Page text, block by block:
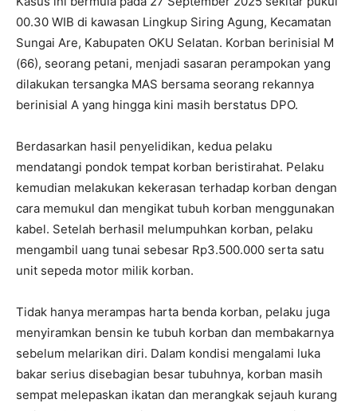
00.30 WIB di kawasan Lingkup Siring Agung, Kecamatan
Sungai Are, Kabupaten OKU Selatan. Korban berinisial M
(66), seorang petani, menjadi sasaran perampokan yang
dilakukan tersangka MAS bersama seorang rekannya
berinisial A yang hingga kini masih berstatus DPO.
Berdasarkan hasil penyelidikan, kedua pelaku
mendatangi pondok tempat korban beristirahat. Pelaku
kemudian melakukan kekerasan terhadap korban dengan
cara memukul dan mengikat tubuh korban menggunakan
kabel. Setelah berhasil melumpuhkan korban, pelaku
mengambil uang tunai sebesar Rp3.500.000 serta satu
unit sepeda motor milik korban.
Tidak hanya merampas harta benda korban, pelaku juga
menyiramkan bensin ke tubuh korban dan membakarnya
sebelum melarikan diri. Dalam kondisi mengalami luka
bakar serius disebagian besar tubuhnya, korban masih
sempat melepaskan ikatan dan merangkak sejauh kurang